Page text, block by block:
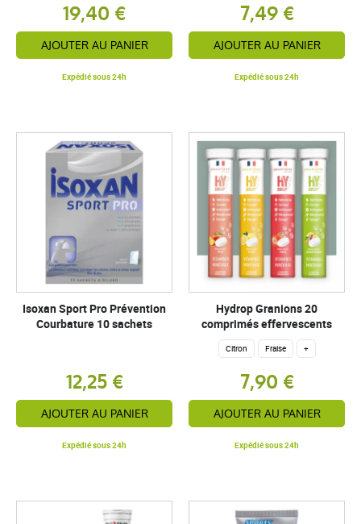
19,40 €
AJOUTER AU PANIER
Expédié sous 24h
7,49 €
AJOUTER AU PANIER
Expédié sous 24h
Isoxan Sport Pro Prévention
Courbature 10 sachets
12,25 €
AJOUTER AU PANIER
Expédié sous 24h
Hydrop Granions 20
comprimés effervescents
Citron Fraise +
7,90 €
AJOUTER AU PANIER
Expédié sous 24h